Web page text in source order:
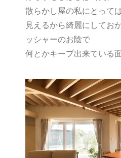
散らかし屋の私にとっては
見えるから綺麗にしてお
ッシャーのお陰で
何とかキープ出来ている